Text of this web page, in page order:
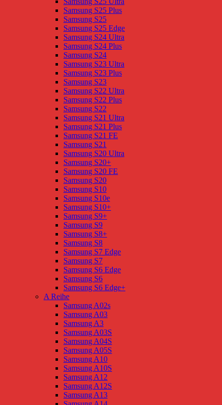
Samsung S25 Plus
Samsung S25
Samsung S25 Edge
Samsung S24 Ultra
Samsung S24 Plus
Samsung S24
Samsung S23 Ultra
Samsung S23 Plus
Samsung S23
Samsung S22 Ultra
Samsung S22 Plus
Samsung S22
Samsung S21 Ultra
Samsung S21 Plus
Samsung S21 FE
Samsung S21
Samsung S20 Ultra
Samsung S20+
Samsung S20 FE
Samsung S20
Samsung S10
Samsung S10e
Samsung S10+
Samsung S9+
Samsung S9
Samsung S8+
Samsung S8
Samsung S7 Edge
Samsung S7
Samsung S6 Edge
Samsung S6
Samsung S6 Edge+
A Reihe
Samsung A02s
Samsung A03
Samsung A3
Samsung A03S
Samsung A04S
Samsung A05S
Samsung A10
Samsung A10S
Samsung A12
Samsung A12S
Samsung A13